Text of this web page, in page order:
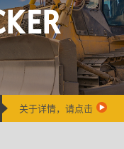
关于详情，请点击